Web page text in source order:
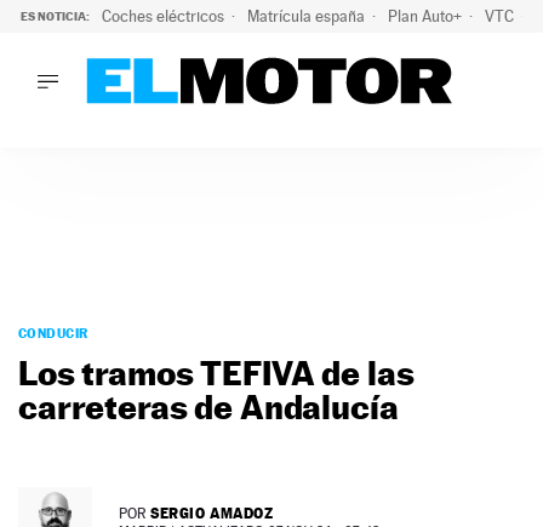
ES NOTICIA: Coches eléctricos Matrícula españa Plan Auto+ VTC
PODCAST
MOTOS
TECNOLOGÍA
PREMIOS
CONDUCIR
Los tramos TEFIVA de las
carreteras de Andalucía
POR SERGIO AMADOZ